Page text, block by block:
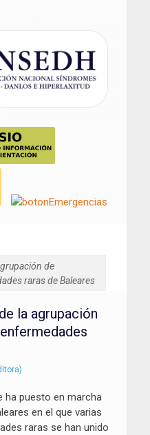
de
raras de Baleares
la agrupación
ha puesto en marcha
en el que varias
raras se han unido